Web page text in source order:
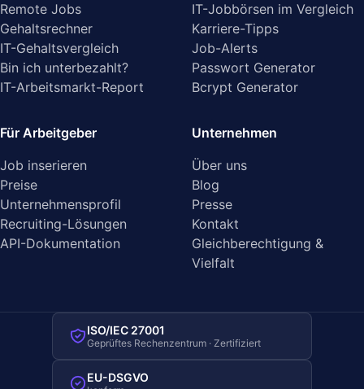
Remote Jobs
Gehaltsrechner
IT-Gehaltsvergleich
Bin ich unterbezahlt?
IT-Arbeitsmarkt-Report
IT-Jobbörsen im Vergleich
Karriere-Tipps
Job-Alerts
Passwort Generator
Bcrypt Generator
Für Arbeitgeber
Job inserieren
Preise
Unternehmensprofil
Recruiting-Lösungen
API-Dokumentation
Unternehmen
Über uns
Blog
Presse
Kontakt
Gleichberechtigung &
Vielfalt
ISO/IEC 27001
Geprüftes Rechenzentrum · Zertifiziert
EU-DSGVO